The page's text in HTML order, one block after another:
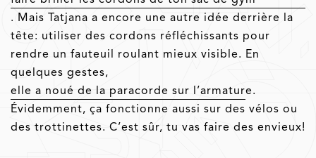
. Mais Tatjana a encore une autre idée derrière la
tête: utiliser des cordons réfléchissants pour
rendre un fauteuil roulant mieux visible. En
quelques gestes,
elle a noué de la paracorde sur l’armature.
Évidemment, ça fonctionne aussi sur des vélos ou
des trottinettes. C’est sûr, tu vas faire des envieux!